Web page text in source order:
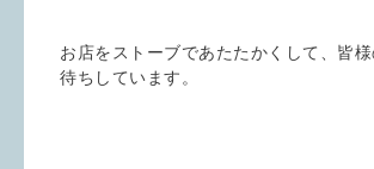
お店をストーブであたたかくして、皆
待ちしています。